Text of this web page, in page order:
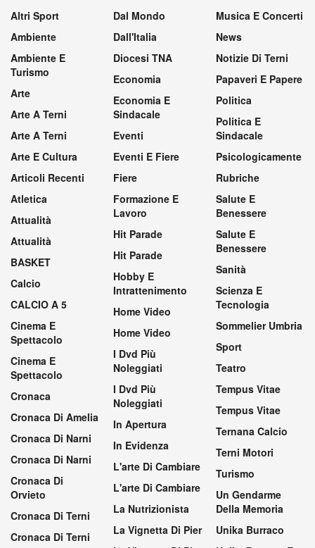
Altri Sport
Ambiente
Ambiente E
Turismo
Arte
Arte A Terni
Arte A Terni
Arte E Cultura
Articoli Recenti
Atletica
Attualità
Attualità
BASKET
Calcio
CALCIO A 5
Cinema E
Spettacolo
Cinema E
Spettacolo
Cronaca
Cronaca Di Amelia
Cronaca Di Narni
Cronaca Di Narni
Cronaca Di
Orvieto
Cronaca Di Terni
Cronaca Di Terni
Dal Mondo
Dall'Italia
Diocesi TNA
Economia
Economia E
Sindacale
Eventi
Eventi E Fiere
Fiere
Formazione E
Lavoro
Hit Parade
Hit Parade
Hobby E
Intrattenimento
Home Video
Home Video
I Dvd Più
Noleggiati
I Dvd Più
Noleggiati
In Apertura
In Evidenza
L'arte Di Cambiare
L'arte Di Cambiare
La Nutrizionista
La Vignetta Di Pier
Musica E Concerti
News
Notizie Di Terni
Papaveri E Papere
Politica
Politica E
Sindacale
Psicologicamente
Rubriche
Salute E
Benessere
Salute E
Benessere
Sanità
Scienza E
Tecnologia
Sommelier Umbria
Sport
Teatro
Tempus Vitae
Tempus Vitae
Ternana Calcio
Terni Motori
Turismo
Un Gendarme
Della Memoria
Unika Burraco